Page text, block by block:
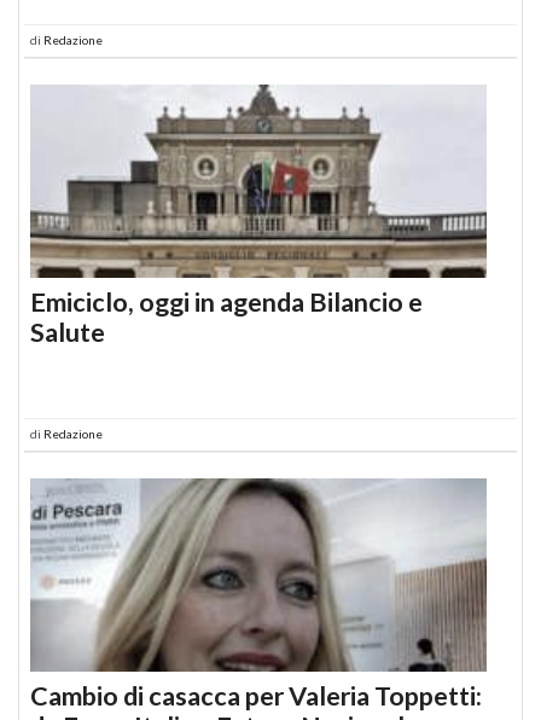
di Redazione
Emiciclo, oggi in agenda Bilancio e
Salute
di Redazione
Cambio di casacca per Valeria Toppetti: